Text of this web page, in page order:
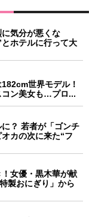
気分が悪くな
ホテルに行って大
世界モデル！
コン美女も…プロ...
？ 若者が「ゴンチ
カの次に来た“フ
！女優・黒木華が献
製おにぎり」から